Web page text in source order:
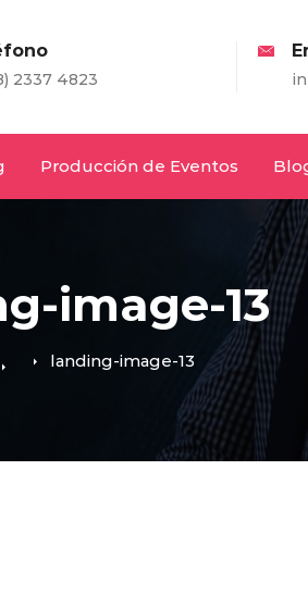
Producción de Eventos
image-13
landing-image-13